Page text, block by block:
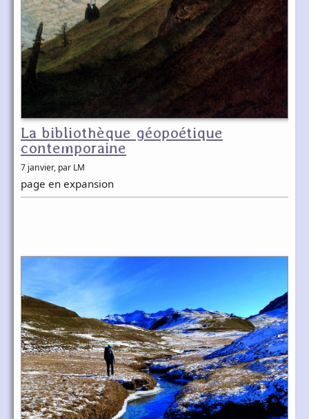
La bibliothèque géopoétique
contemporaine
7 janvier, par LM
page en expansion